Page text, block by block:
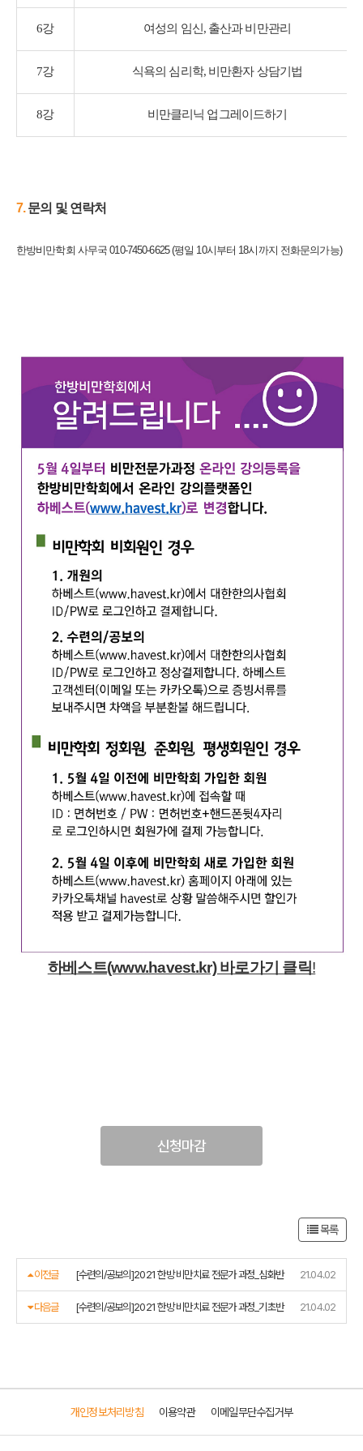
6강 여성의 임신, 출산과 비만관리
7강 식욕의 심리학, 비만환자 상담기법
8강 비만클리닉 업그레이드하기
7.​문의 및 연락처
한방비만학회 사무국 010-7450-6625 (평일 10시부터 18시까지 전화문의가능)
하베스트(www.havest.kr) 바로가기 클릭!
신청마감
목록
이전글 [수련의/공보의]2021 한방 비만치료 전문가 과정_심화반 21.04.02
다음글 [수련의/공보의]2021 한방 비만치료 전문가 과정_기초반 21.04.02
개인정보처리방침 이용약관 이메일무단수집거부